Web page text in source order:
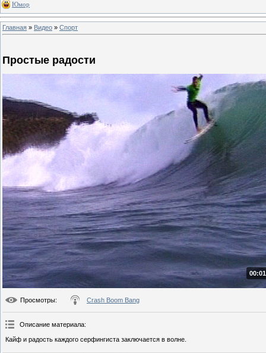
Юмор
Главная » Видео » Спорт
Простые радости
Просмотры: Crash Boom Bang
Описание материала:
Кайф и радость каждого серфингиста заключается в волне.